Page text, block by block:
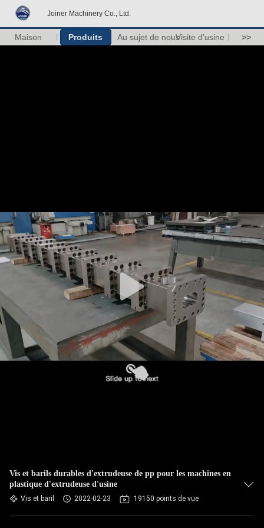
Joiner Machinery Co., Ltd.
Maison Produits Au sujet de nousVisite d'usine >>
Vis et barils durables d'extrudeuse de pp pour les machines en
plastique d'extrudeuse d'usine
Vis et baril 2022-02-23 19150 points de vue